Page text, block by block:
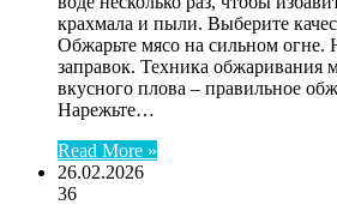
крахмала и пыли. Выберите
Обжарьте мясо на сильном огне.
заправок. Техника обжаривания
вкусного плова – правильное
Нарежьте…
Read More »
26.02.2026
36